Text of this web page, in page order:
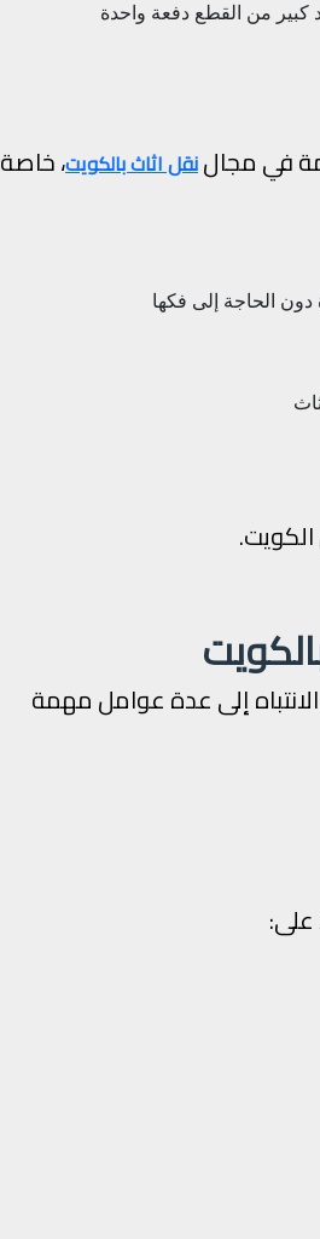
كبير من القطع دفعة واحدة
في مجالنقل اثاث بالكويت، خاصة
دون الحاجة إلى فكها
إلى عدة عوامل مهمة